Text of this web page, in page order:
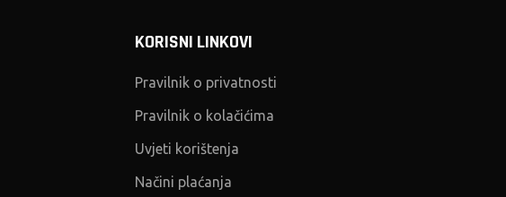
KORISNI LINKOVI
Pravilnik o privatnosti
Pravilnik o kolačićima
Uvjeti korištenja
Načini plaćanja